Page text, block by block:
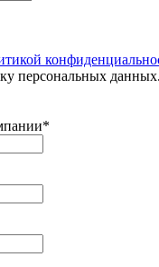
персональных данных.
*